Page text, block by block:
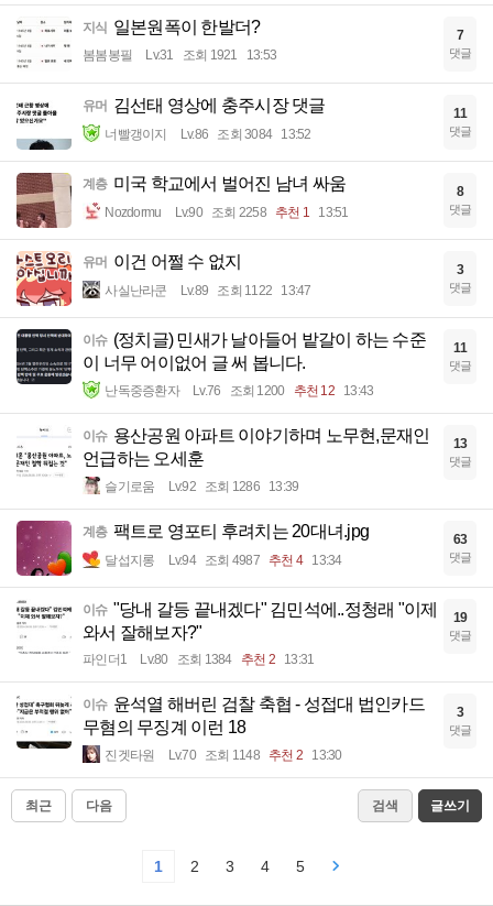
지식 일본원폭이 한발더?
봄봄봉필 Lv.31 조회 1921 13:53
7
댓글
유머 김선태 영상에 충주시장 댓글
너빨갱이지 Lv.86 조회 3084 13:52
11
댓글
계층 미국 학교에서 벌어진 남녀 싸움
Nozdormu Lv.90 조회 2258 추천 1 13:51
8
댓글
유머 이건 어쩔 수 없지
사실난라쿤 Lv.89 조회 1122 13:47
3
댓글
이슈 (정치글) 민새가 날아들어 밭갈이 하는 수준
이 너무 어이없어 글 써 봅니다.
난독중증환자 Lv.76 조회 1200 추천 12 13:43
11
댓글
이슈 용산공원 아파트 이야기하며 노무현,문재인
언급하는 오세훈
슬기로움 Lv.92 조회 1286 13:39
13
댓글
계층 팩트로 영포티 후려치는 20대녀.jpg
달섭지롱 Lv.94 조회 4987 추천 4 13:34
63
댓글
이슈 "당내 갈등 끝내겠다" 김민석에..정청래 "이제
와서 잘해보자?"
파인더1 Lv.80 조회 1384 추천 2 13:31
19
댓글
이슈 윤석열 해버린 검찰 축협 - 성접대 법인카드
무혐의 무징계 이런 18
진겟타원 Lv.70 조회 1148 추천 2 13:30
3
댓글
최근 다음 검색 글쓰기
1 2 3 4 5